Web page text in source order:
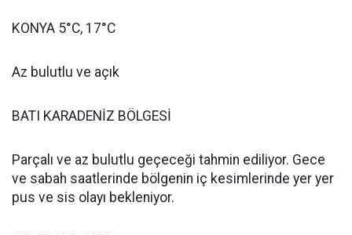
KONYA 5°C, 17°C
Az bulutlu ve açık
BATI KARADENİZ BÖLGESİ
Parçalı ve az bulutlu geçeceği tahmin ediliyor. Gece
ve sabah saatlerinde bölgenin iç kesimlerinde yer yer
pus ve sis olayı bekleniyor.